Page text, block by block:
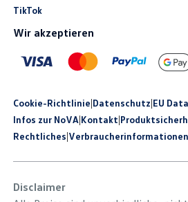
TikTok
Wir akzeptieren
Cookie-Richtlinie|Datenschutz|EU
Infos zur NoVA|Kontakt|
Rechtliches|Verbraucherinformationen
Disclaimer